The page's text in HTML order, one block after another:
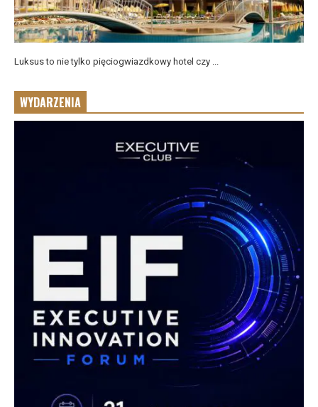
Luksus to nie tylko pięciogwiazdkowy hotel czy ...
WYDARZENIA